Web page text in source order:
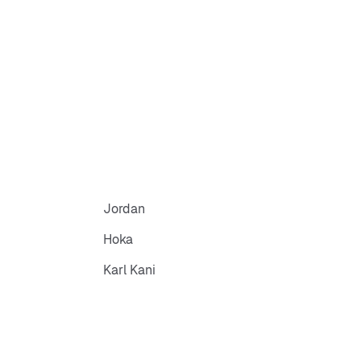
Jordan
Hoka
Karl Kani